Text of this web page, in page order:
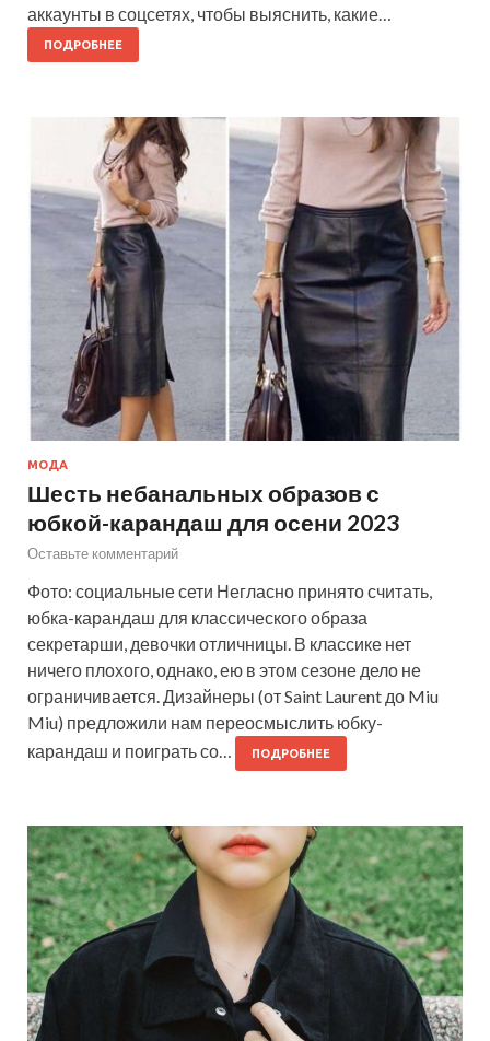
аккаунты в соцсетях, чтобы выяснить, какие…
ПОДРОБНЕЕ
МОДА
Шесть небанальных образов с
юбкой-карандаш для осени 2023
Оставьте комментарий
Фото: социальные сети Негласно принято считать,
юбка-карандаш для классического образа
секретарши, девочки отличницы. В классике нет
ничего плохого, однако, ею в этом сезоне дело не
ограничивается. Дизайнеры (от Saint Laurent до Miu
Miu) предложили нам переосмыслить юбку-
карандаш и поиграть со…
ПОДРОБНЕЕ